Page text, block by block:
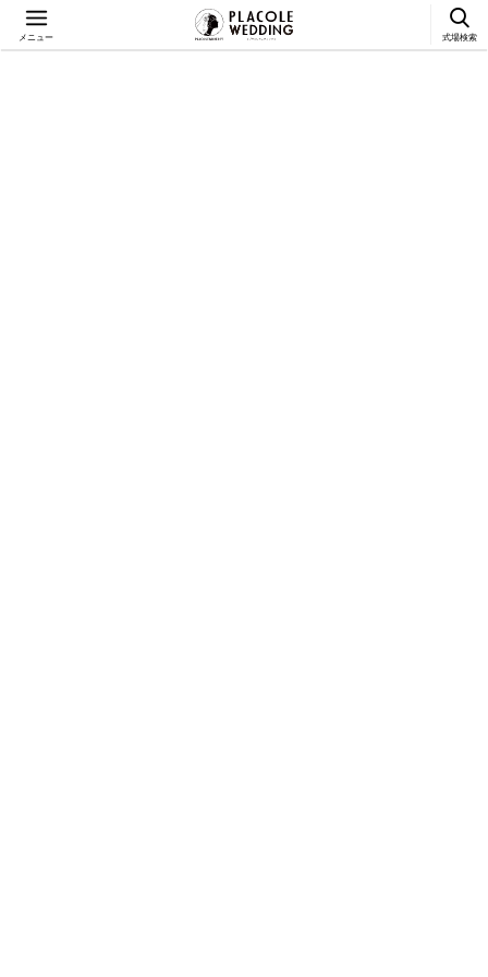
メニュー 式場検索